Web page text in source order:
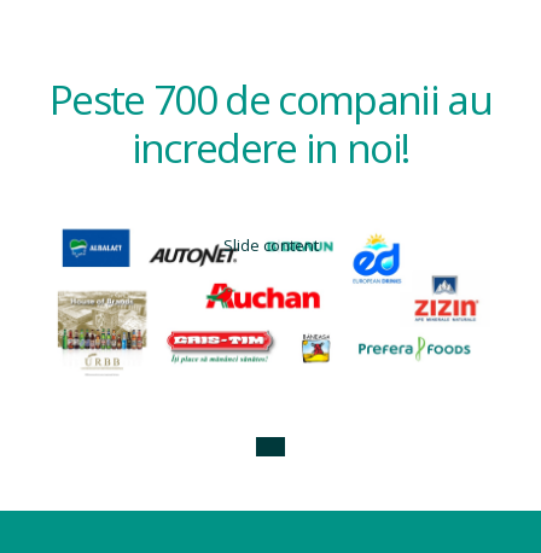
Peste 700 de companii au
incredere in noi!
Slide content